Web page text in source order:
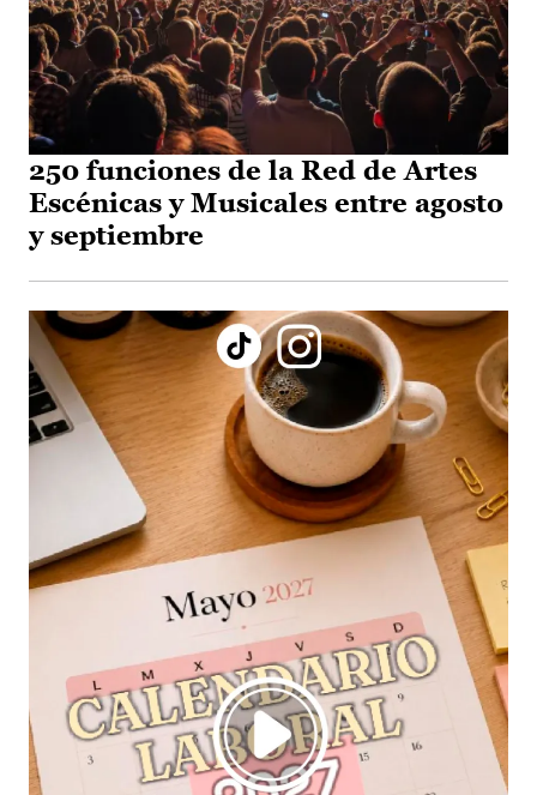
250 funciones de la Red de Artes
Escénicas y Musicales entre agosto
y septiembre